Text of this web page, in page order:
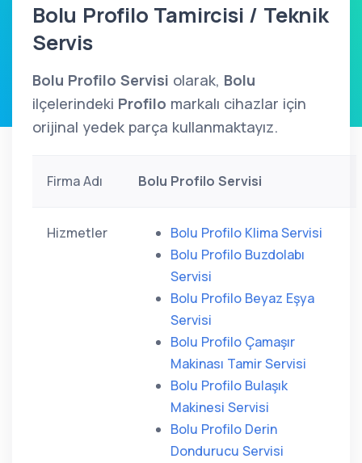
Bolu Profilo Tamircisi / Teknik
Servis
Bolu Profilo Servisi olarak, Bolu
ilçelerindeki Profilo markalı cihazlar için
orijinal yedek parça kullanmaktayız.
Firma Adı Bolu Profilo Servisi
Hizmetler
Bolu Profilo Klima Servisi
Bolu Profilo Buzdolabı
Servisi
Bolu Profilo Beyaz Eşya
Servisi
Bolu Profilo Çamaşır
Makinası Tamir Servisi
Bolu Profilo Bulaşık
Makinesi Servisi
Bolu Profilo Derin
Dondurucu Servisi